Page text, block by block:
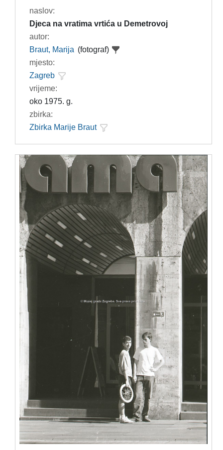
naslov:
Djeca na vratima vrtića u Demetrovoj
autor:
Braut, Marija (fotograf)
mjesto:
Zagreb
vrijeme:
oko 1975. g.
zbirka:
Zbirka Marije Braut